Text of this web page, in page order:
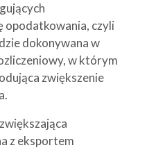
opodatkowania, czyli
dokonywana w
w którym
zwiększenie
z eksportem